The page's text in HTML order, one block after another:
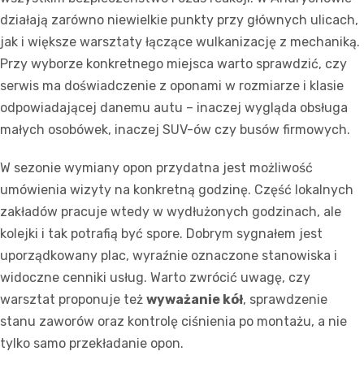
działają zarówno niewielkie punkty przy głównych ulicach,
jak i większe warsztaty łączące wulkanizację z mechaniką.
Przy wyborze konkretnego miejsca warto sprawdzić, czy
serwis ma doświadczenie z oponami w rozmiarze i klasie
odpowiadającej danemu autu – inaczej wygląda obsługa
małych osobówek, inaczej SUV-ów czy busów firmowych.
W sezonie wymiany opon przydatna jest możliwość
umówienia wizyty na konkretną godzinę. Część lokalnych
zakładów pracuje wtedy w wydłużonych godzinach, ale
kolejki i tak potrafią być spore. Dobrym sygnałem jest
uporządkowany plac, wyraźnie oznaczone stanowiska i
widoczne cenniki usług. Warto zwrócić uwagę, czy
warsztat proponuje też wyważanie kół, sprawdzenie
stanu zaworów oraz kontrolę ciśnienia po montażu, a nie
tylko samo przekładanie opon.